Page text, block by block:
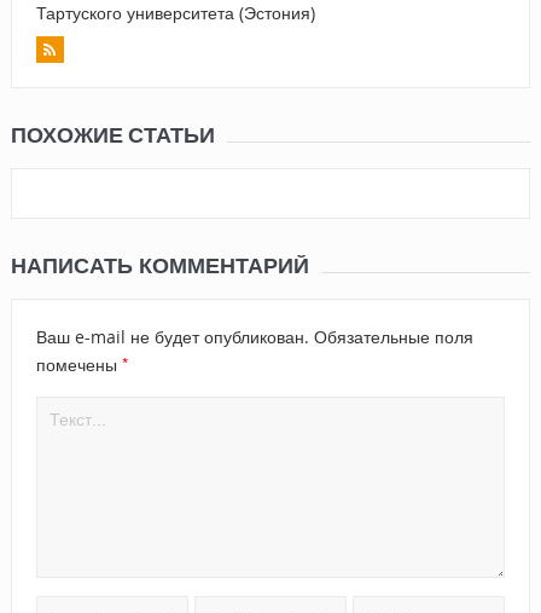
Тартуского университета (Эстония)
ПОХОЖИЕ СТАТЬИ
НАПИСАТЬ КОММЕНТАРИЙ
Ваш e-mail не будет опубликован. Обязательные поля
помечены *